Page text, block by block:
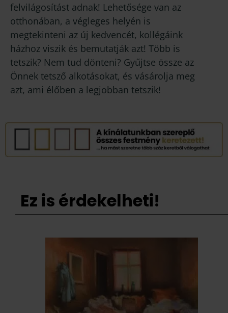
felvilágosítást adnak! Lehetősége van az
otthonában, a végleges helyén is
megtekinteni az új kedvencét, kollégáink
házhoz viszik és bemutatják azt! Több is
tetszik? Nem tud dönteni? Gyűjtse össze az
Önnek tetsző alkotásokat, és vásárolja meg
azt, ami élőben a legjobban tetszik!
Ez is érdekelheti!